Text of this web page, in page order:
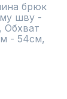
брюк
шву -
Обхват
- 54см,